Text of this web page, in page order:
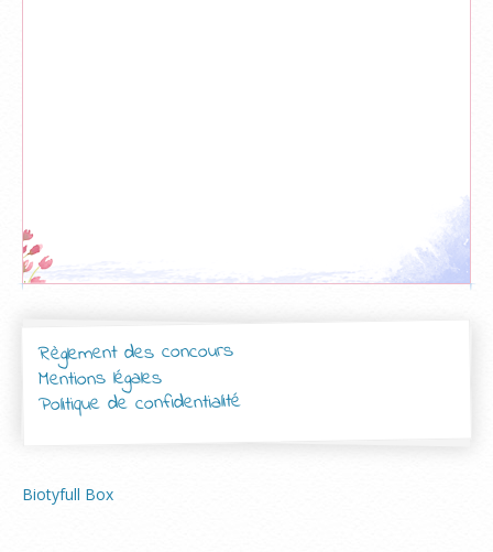
Règlement des concours
Mentions légales
Politique de confidentialité
Biotyfull Box